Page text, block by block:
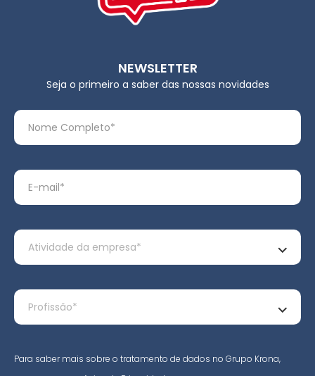
NEWSLETTER
Seja o primeiro a saber das nossas novidades
Para saber mais sobre o tratamento de dados no Grupo Krona,